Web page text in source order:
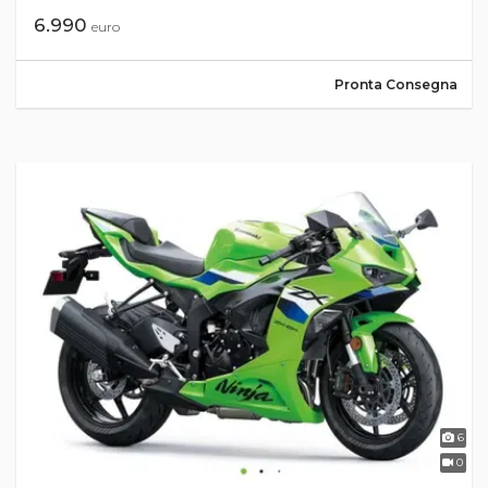
6.990 euro
Pronta Consegna
6
0